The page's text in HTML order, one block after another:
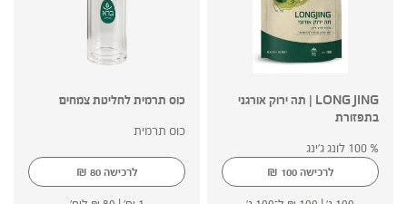
LONG JING | תה ירוק אורגני
בתפזורת
% 100 לונג ג'ינג
לרכישה ₪ 100
כוס תרמית לחליטת צמחים
כוס תרמית
לרכישה ₪ 80